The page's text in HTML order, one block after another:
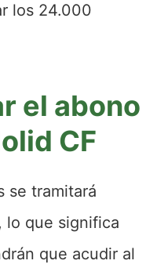
los 24.000
el abono
CF
se tramitará
, lo que significa
que acudir al